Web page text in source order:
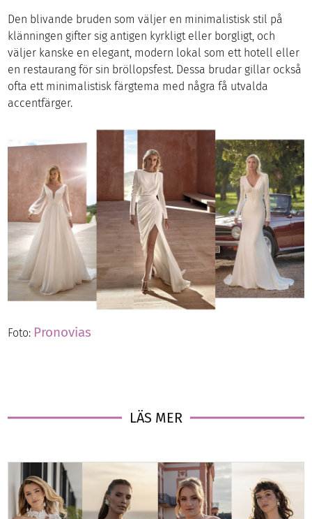
Den blivande bruden som väljer en minimalistisk stil på
klänningen gifter sig antigen kyrkligt eller borgligt, och
väljer kanske en elegant, modern lokal som ett hotell eller
en restaurang för sin bröllopsfest. Dessa brudar gillar också
ofta ett minimalistisk färgtema med några få utvalda
accentfärger.
Foto: Pronovias
LÄS MER